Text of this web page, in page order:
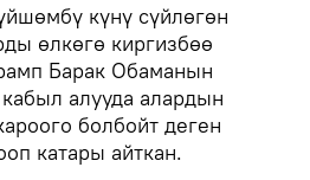
күнү сүйлөгөн
өлкөгө киргизбөө
Барак Обаманын
алууда алардын
болбойт деген
катары айткан.